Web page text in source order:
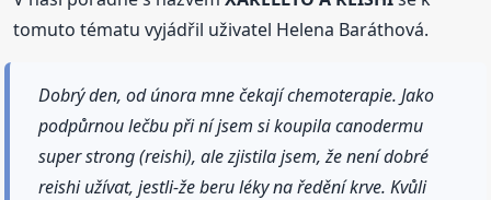
tomuto tématu vyjádřil uživatel Helena Baráthová.
Dobrý den, od února mne čekají chemoterapie. Jako
podpůrnou lečbu při ní jsem si koupila canodermu
super strong (reishi), ale zjistila jsem, že není dobré
reishi užívat, jestli-že beru léky na ředění krve. Kvůli